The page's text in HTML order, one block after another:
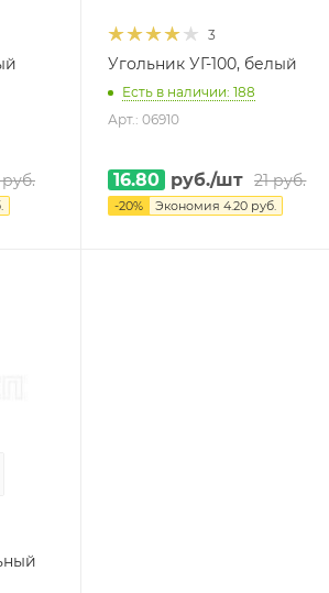
3
Угольник УГ-100, белый
Есть в наличии: 188
Арт.: 06910
16.80 руб./шт 21руб.
-20% Экономия4.20 руб.